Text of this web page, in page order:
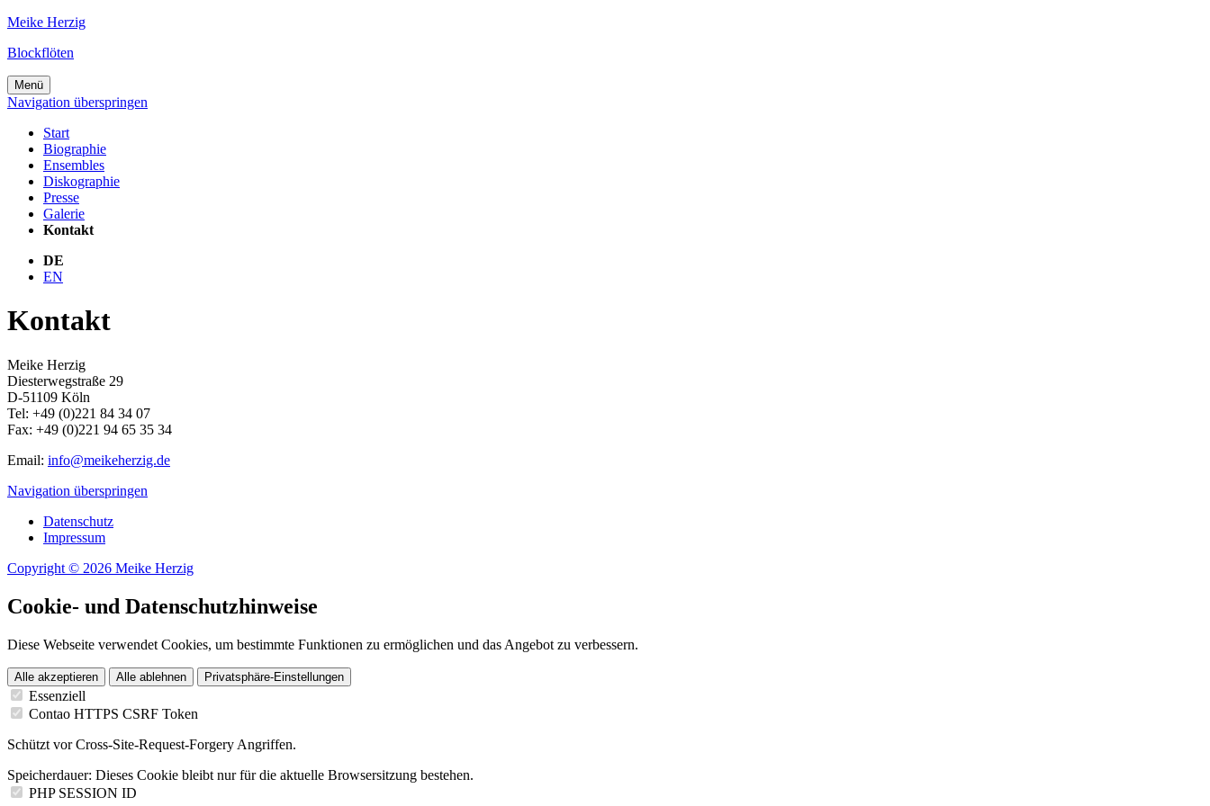
Meike Herzig
Blockflöten
Menü
Navigation überspringen
Start
Biographie
Ensembles
Diskographie
Presse
Galerie
Kontakt
DE
EN
Kontakt
Meike Herzig
Diesterwegstraße 29
D-51109 Köln
Tel: +49 (0)221 84 34 07
Fax: +49 (0)221 94 65 35 34
Email: info@meikeherzig.de
Navigation überspringen
Datenschutz
Impressum
Copyright © 2026 Meike Herzig
Cookie- und Datenschutzhinweise
Diese Webseite verwendet Cookies, um bestimmte Funktionen zu ermöglichen und das Angebot zu verbessern.
Alle akzeptieren Alle ablehnen Privatsphäre-Einstellungen
Essenziell
Contao HTTPS CSRF Token
Schützt vor Cross-Site-Request-Forgery Angriffen.
Speicherdauer: Dieses Cookie bleibt nur für die aktuelle Browsersitzung bestehen.
PHP SESSION ID